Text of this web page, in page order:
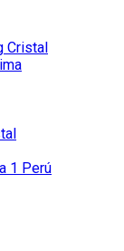
Cristal
1 Perú